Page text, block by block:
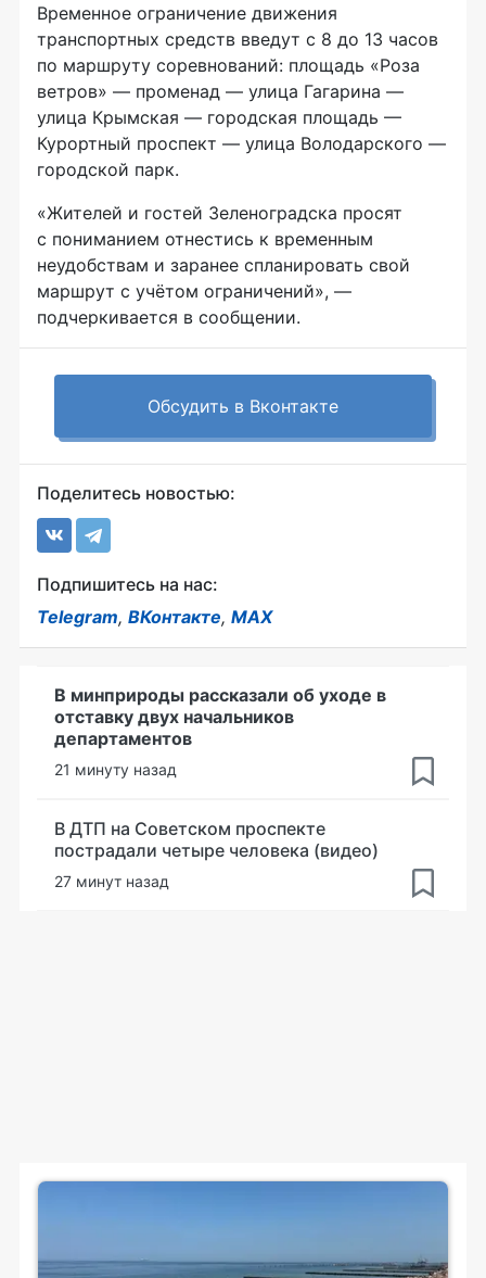
Временное ограничение движения
транспортных средств введут с 8 до 13 часов
по маршруту соревнований: площадь «Роза
ветров» — променад — улица Гагарина —
улица Крымская — городская площадь —
Курортный проспект — улица Володарского —
городской парк.
«Жителей и гостей Зеленоградска просят
с пониманием отнестись к временным
неудобствам и заранее спланировать свой
маршрут с учётом ограничений», —
подчеркивается в сообщении.
Обсудить в Вконтакте
Поделитесь новостью:
Подпишитесь на нас:
Telegram, ВКонтакте, MAX
В минприроды рассказали об уходе в
отставку двух начальников
департаментов
21 минуту назад
В ДТП на Советском проспекте
пострадали четыре человека (видео)
27 минут назад